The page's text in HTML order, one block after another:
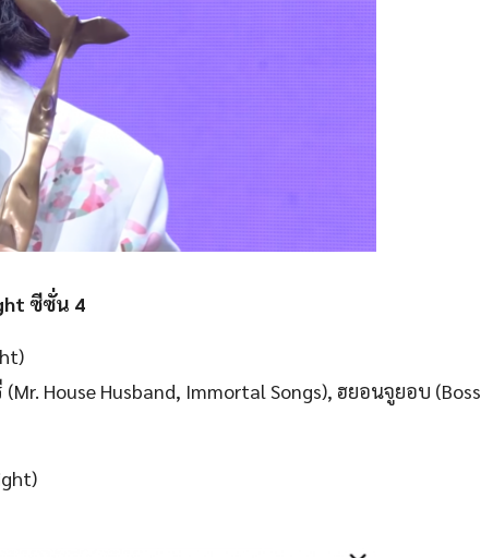
ซีซั่น 4
House Husband, Immortal Songs), ฮยอนจูยอบ (Boss